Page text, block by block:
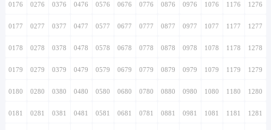
0176 0276 0376 0476 0576 0676 0776 0876 0976 1076 1176 1276
0177 0277 0377 0477 0577 0677 0777 0877 0977 1077 1177 1277
0178 0278 0378 0478 0578 0678 0778 0878 0978 1078 1178 1278
0179 0279 0379 0479 0579 0679 0779 0879 0979 1079 1179 1279
0180 0280 0380 0480 0580 0680 0780 0880 0980 1080 1180 1280
0181 0281 0381 0481 0581 0681 0781 0881 0981 1081 1181 1281